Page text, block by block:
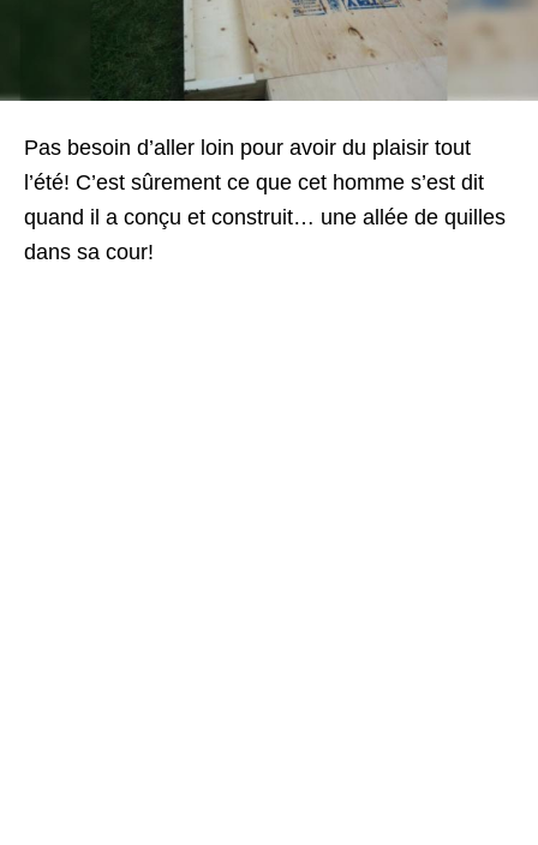
Pas besoin d’aller loin pour avoir du plaisir tout
l’été! C’est sûrement ce que cet homme s’est dit
quand il a conçu et construit… une allée de quilles
dans sa cour!